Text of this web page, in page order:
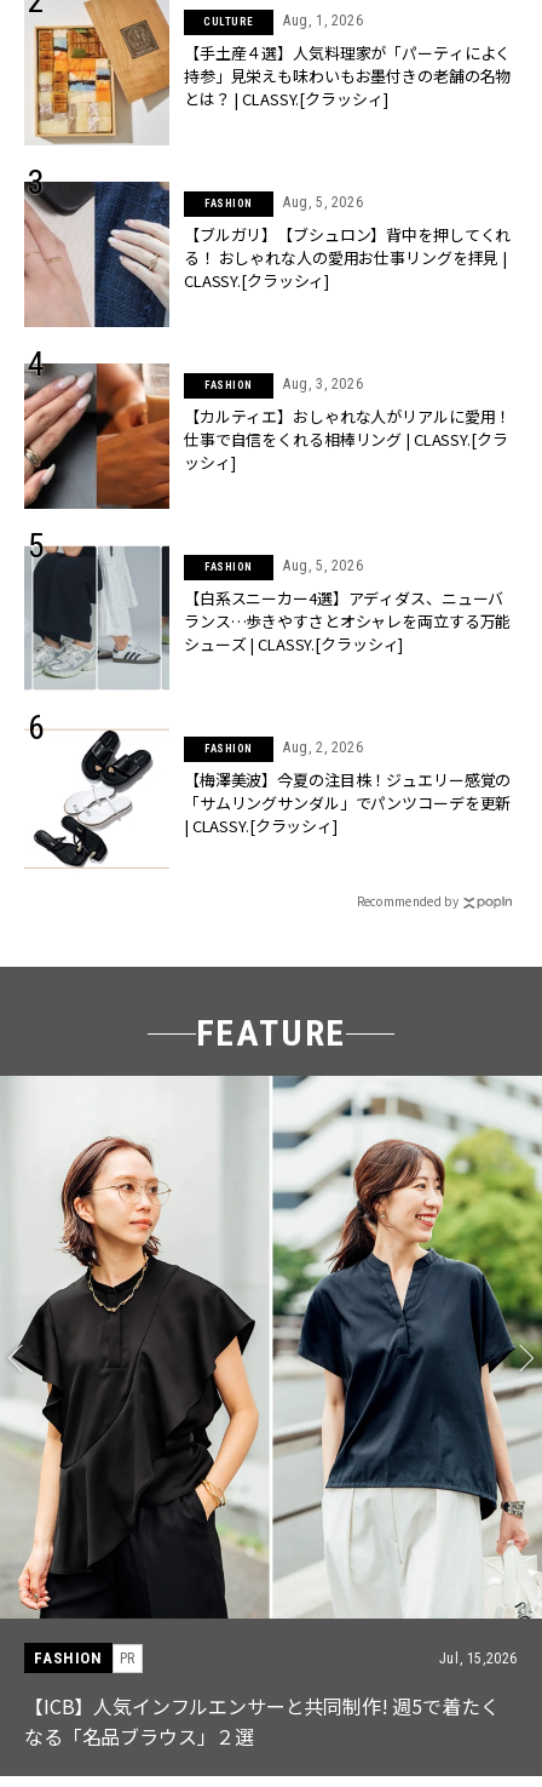
CULTURE Aug, 1, 2026
【手土産４選】人気料理家が「パーティによく
持参」見栄えも味わいもお墨付きの老舗の名物
とは？ | CLASSY.[クラッシィ]
FASHION Aug, 5, 2026
【ブルガリ】【ブシュロン】背中を押してくれ
る！ おしゃれな人の愛用お仕事リングを拝見 |
CLASSY.[クラッシィ]
FASHION Aug, 3, 2026
【カルティエ】おしゃれな人がリアルに愛用！
仕事で自信をくれる相棒リング | CLASSY.[クラ
ッシィ]
FASHION Aug, 5, 2026
【白系スニーカー4選】アディダス、ニューバ
ランス…歩きやすさとオシャレを両立する万能
シューズ | CLASSY.[クラッシィ]
FASHION Aug, 2, 2026
【梅澤美波】今夏の注目株！ジュエリー感覚の
「サムリングサンダル」でパンツコーデを更新
| CLASSY.[クラッシィ]
Recommended by
FEATURE
FASHION PR Jul, 15,2026
【ICB】人気インフルエンサーと共同制作! 週5で着たく
なる「名品ブラウス」２選